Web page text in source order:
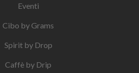
Eventi
Cibo by Grams
Spirit by Drop
Caffè by Drip